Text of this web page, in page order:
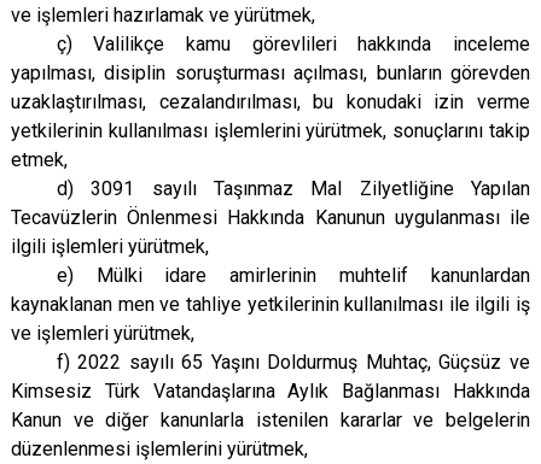
ve işlemleri hazırlamak ve yürütmek,
ç) Valilikçe kamu görevlileri hakkında inceleme
yapılması, disiplin soruşturması açılması, bunların görevden
uzaklaştırılması, cezalandırılması, bu konudaki izin verme
yetkilerinin kullanılması işlemlerini yürütmek, sonuçlarını takip
etmek,
d) 3091 sayılı Taşınmaz Mal Zilyetliğine Yapılan
Tecavüzlerin Önlenmesi Hakkında Kanunun uygulanması ile
ilgili işlemleri yürütmek,
e) Mülki idare amirlerinin muhtelif kanunlardan
kaynaklanan men ve tahliye yetkilerinin kullanılması ile ilgili iş
ve işlemleri yürütmek,
f) 2022 sayılı 65 Yaşını Doldurmuş Muhtaç, Güçsüz ve
Kimsesiz Türk Vatandaşlarına Aylık Bağlanması Hakkında
Kanun ve diğer kanunlarla istenilen kararlar ve belgelerin
düzenlenmesi işlemlerini yürütmek,